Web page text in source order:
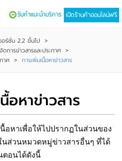
เปิดร้านค้าออนไลน์ฟรี
รับคำแนะนำบริการ
อร์ชั่น 2.2 ขึ้นไป >
ดการข่าวสารและประกาศ >
าศ > การเพิ่มเนื้อหาข่าวสาร
อหาข่าวสาร
หาเพื่อให้ไปปรากฏในส่วนของ
นส่วนหมวดหมู่ข่าวสารอื่นๆ ที่ได้
ตอนได้ดังนี้